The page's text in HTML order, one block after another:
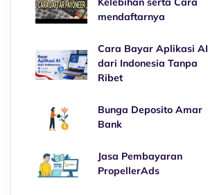
mendaftarnya
Cara Bayar Aplikasi AI
dari Indonesia Tanpa
Ribet
Bunga Deposito Amar
Bank
Jasa Pembayaran
PropellerAds